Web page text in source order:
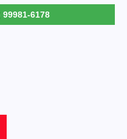
99981-6178